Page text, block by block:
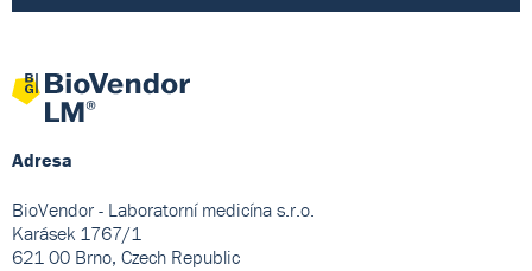
Adresa
BioVendor - Laboratorní medicína s.r.o.
Karásek 1767/1
621 00 Brno, Czech Republic